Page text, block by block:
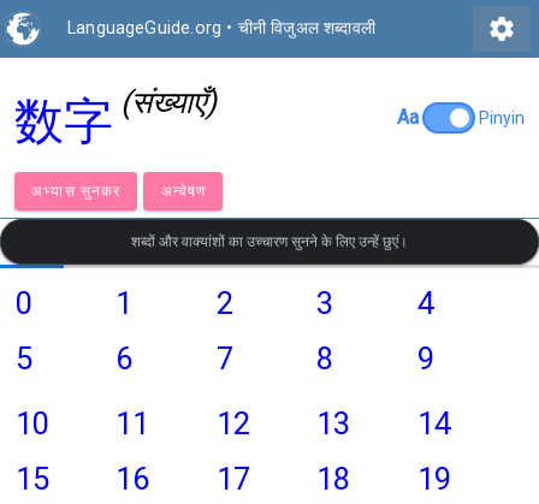
LanguageGuide.org • चीनी विजुअल शब्दावली settings
数字 (संख्याएँ) Aa Pinyin
अभ्यास सुनकर अन्वेषण
शब्दों और वाक्यांशों का उच्चारण सुनने के लिए उन्हें छुएं।
0 1 2 3
4
5
6 7 8
9
10
11 12 13
14
15
16 17 18
19